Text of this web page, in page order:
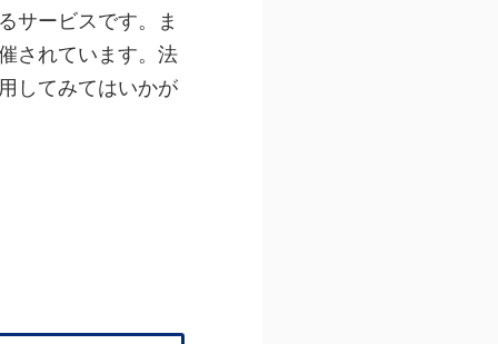
サービスです。ま
されています。法
してみてはいかが